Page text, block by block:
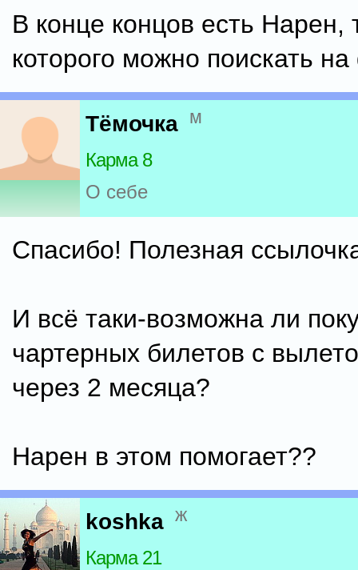
В конце концов есть Нарен,
которого можно поискать
Тёмочка м
Карма 8
О себе
Спасибо! Полезная
И всё таки-возможна ли
чартерных билетов с
через 2 месяца?
Нарен в этом помогает??
koshka ж
Карма 21